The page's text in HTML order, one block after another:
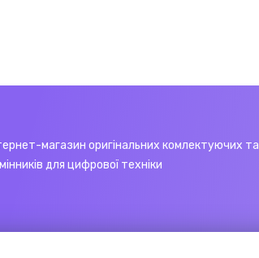
магазин оригінальних комлектуючих та
для цифрової техніки